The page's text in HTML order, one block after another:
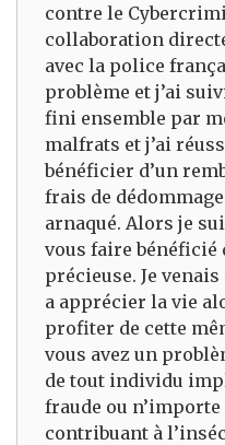
contre le
collaboration
avec la police
problème et j’ai
fini ensemble par
malfrats et j’ai
bénéficier d’un
frais de
arnaqué. Alors je
vous faire bénéficié
précieuse. Je
a apprécier la vie
profiter de cette
vous avez un
de tout individu
fraude ou
contribuant à